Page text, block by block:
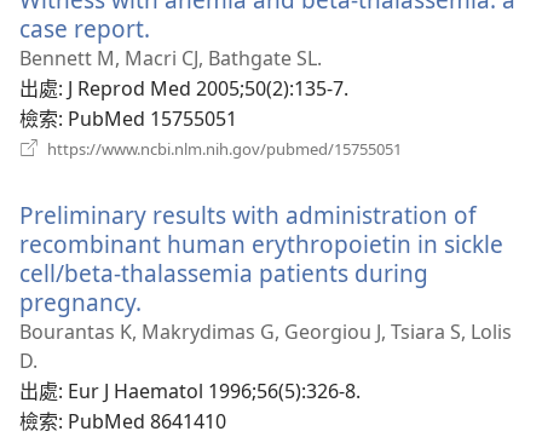
case report.
啟
新
視
窗）
Bennett M, Macri CJ, Bathgate SL.
出處‎: J Reprod Med 2005;50(2):135-7.
檢索‎: PubMed 15755051
https://www.ncbi.nlm.nih.gov/pubmed/15755051
視
窗）
Preliminary results with administration of
recombinant human erythropoietin in sickle
cell/beta-thalassemia patients during
pregnancy.
啟
視
窗）
Bourantas K, Makrydimas G, Georgiou J, Tsiara S, Lolis
D.
出處‎: Eur J Haematol 1996;56(5):326-8.
檢索‎: PubMed 8641410